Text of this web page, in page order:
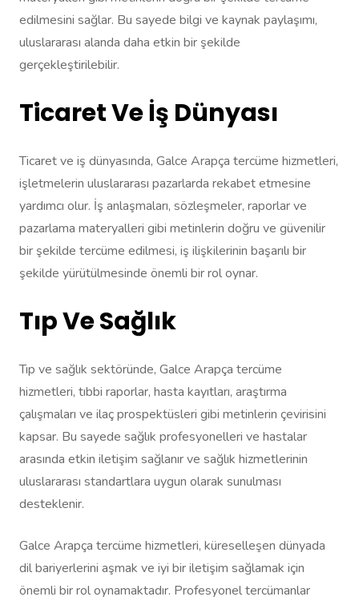
edilmesini sağlar. Bu sayede bilgi ve kaynak paylaşımı,
uluslararası alanda daha etkin bir şekilde
gerçekleştirilebilir.
Ticaret Ve İş Dünyası
Ticaret ve iş dünyasında, Galce Arapça tercüme hizmetleri,
işletmelerin uluslararası pazarlarda rekabet etmesine
yardımcı olur. İş anlaşmaları, sözleşmeler, raporlar ve
pazarlama materyalleri gibi metinlerin doğru ve güvenilir
bir şekilde tercüme edilmesi, iş ilişkilerinin başarılı bir
şekilde yürütülmesinde önemli bir rol oynar.
Tıp Ve Sağlık
Tıp ve sağlık sektöründe, Galce Arapça tercüme
hizmetleri, tıbbi raporlar, hasta kayıtları, araştırma
çalışmaları ve ilaç prospektüsleri gibi metinlerin çevirisini
kapsar. Bu sayede sağlık profesyonelleri ve hastalar
arasında etkin iletişim sağlanır ve sağlık hizmetlerinin
uluslararası standartlara uygun olarak sunulması
desteklenir.
Galce Arapça tercüme hizmetleri, küreselleşen dünyada
dil bariyerlerini aşmak ve iyi bir iletişim sağlamak için
önemli bir rol oynamaktadır. Profesyonel tercümanlar